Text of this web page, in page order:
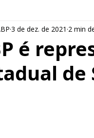
Psiquiatra
é
de
3 de dez. de 2021 2 min